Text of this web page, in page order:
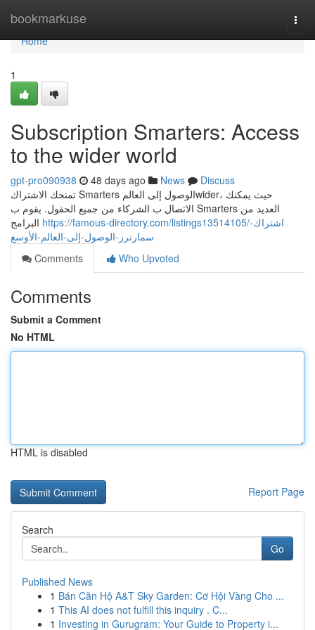
bookmarkuse
Home
Home
1
Subscription Smarters: Access
to the wider world
gpt-pro090938 48 days ago News
Discuss
تمنحك الاشتراك Smarters الوصول إلى العالمwider، حيث يمكنك
الاتصال ب الشركاء من جميع الحقول. يقوم ب Smarters العديد من
https://famous-directory.com/listings13514105/اشتراك-
سمارترز-الوصول-إلى-العالم-الأوسع
Comments
Who Upvoted
Comments
Submit a Comment
No HTML
HTML is disabled
Report Page
Search
Go
Published News
1 Bán Căn Hộ A&T Sky Garden: Cơ Hội Vàng Cho ...
1 This AI does not fulfill this inquiry . C...
1 Investing in Gurugram: Your Guide to Property i...